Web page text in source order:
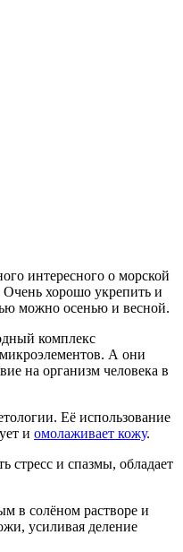
интересного о морской
Очень хорошо укрепить и
можно осенью и весной.
комплекс
А они
на организм человека в
Её использование
и омолаживает кожу.
стресс и спазмы, обладает
в солёном растворе и
усиливая деление